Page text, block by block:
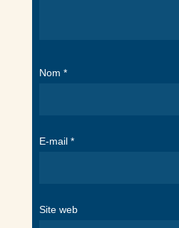
Nom *
E-mail *
Site web